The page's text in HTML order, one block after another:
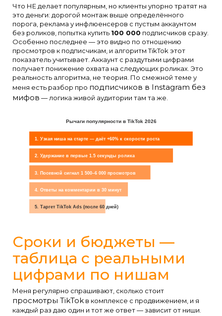
Что НЕ делает популярным, но клиенты упорно тратят на
это деньги: дорогой монтаж выше определённого
порога, реклама у инфлюенсеров с пустым аккаунтом
без роликов, попытка купить 100 000 подписчиков сразу.
Особенно последнее — это видно по отношению
просмотров к подписчикам, и алгоритм TikTok этот
показатель учитывает. Аккаунт с раздутыми цифрами
получает понижение охвата на следующих роликах. Это
реальность алгоритма, не теория. По смежной теме у
меня есть разбор про подписчиков в Instagram без
мифов — логика живой аудитории там та же.
Рычаги популярности в TikTok 2026
1. Узкая ниша на старте — даёт +60% к скорости роста
2. Удержание в первые 1.5 секунды ролика
3. Посевной сигнал 1 500–6 000 просмотров
4. Ответы на комментарии в 30 минут
5. Таргет TikTok Ads (после 60 дней)
Сроки и бюджеты —
таблица с реальными
цифрами по нишам
Меня регулярно спрашивают, сколько стоит
просмотры TikTok в комплексе с продвижением, и я
каждый раз даю один и тот же ответ — зависит от ниши.